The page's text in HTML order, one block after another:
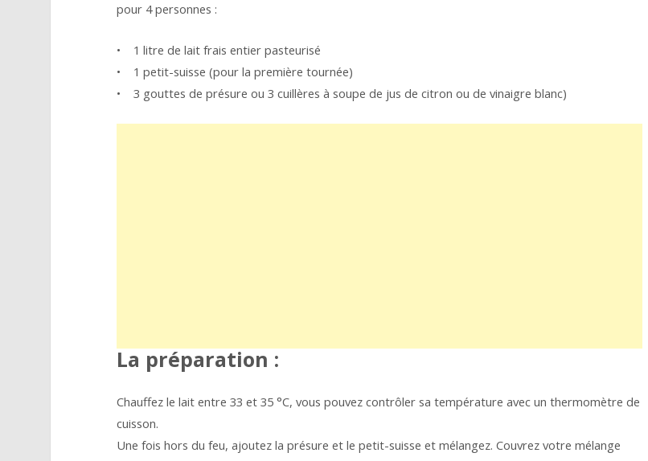
pour 4 personnes :
• 1 litre de lait frais entier pasteurisé
• 1 petit-suisse (pour la première tournée)
• 3 gouttes de présure ou 3 cuillères à soupe de jus de citron ou de vinaigre blanc)
La préparation :
Chauffez le lait entre 33 et 35 °C, vous pouvez contrôler sa température avec un thermomètre de
cuisson.
Une fois hors du feu, ajoutez la présure et le petit-suisse et mélangez. Couvrez votre mélange